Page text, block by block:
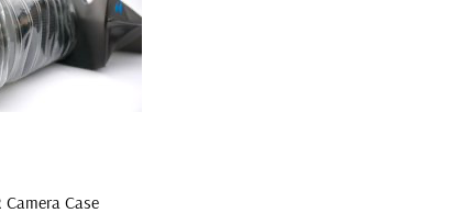
Camera Case